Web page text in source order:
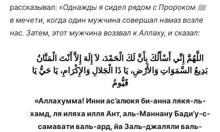
рассказывал: «Однажды я сидел рядом с Пророком ﷺ
в мечети, когда один мужчина совершал намаз возле
нас. Затем, этот мужчина воззвал к Аллаху, и сказал:
اللَّهُمَّ إِنِّي أَسْأَلُكَ بِأَنَّ لَكَ الْحَمْدَ، لاَ إِلَهَ إِلاَّ أَنْتَ الْمَنَّانُ
بَدِيعُ السَّمَوَاتِ وَالأَرْضِ، يَا ذَا الْجَلالِ وَالإِكْرَامِ، يَا حَيُّ يَا
قَيُّومُ
«Аллахумма! Инни ас’алюкя би-анна лякя-ль-
хамд, ля иляха илля Ант, аль-Маннану Бади’у-с-
самавати валь-ард, йа Заль-джаляли валь-